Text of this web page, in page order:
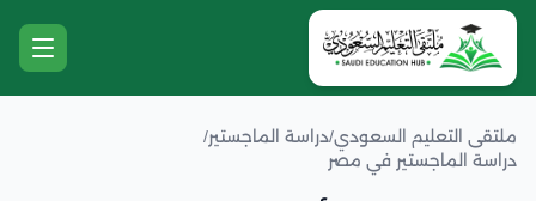
ملتقى التعليم السعودي/دراسة الماجستير/
دراسة الماجستير في مصر